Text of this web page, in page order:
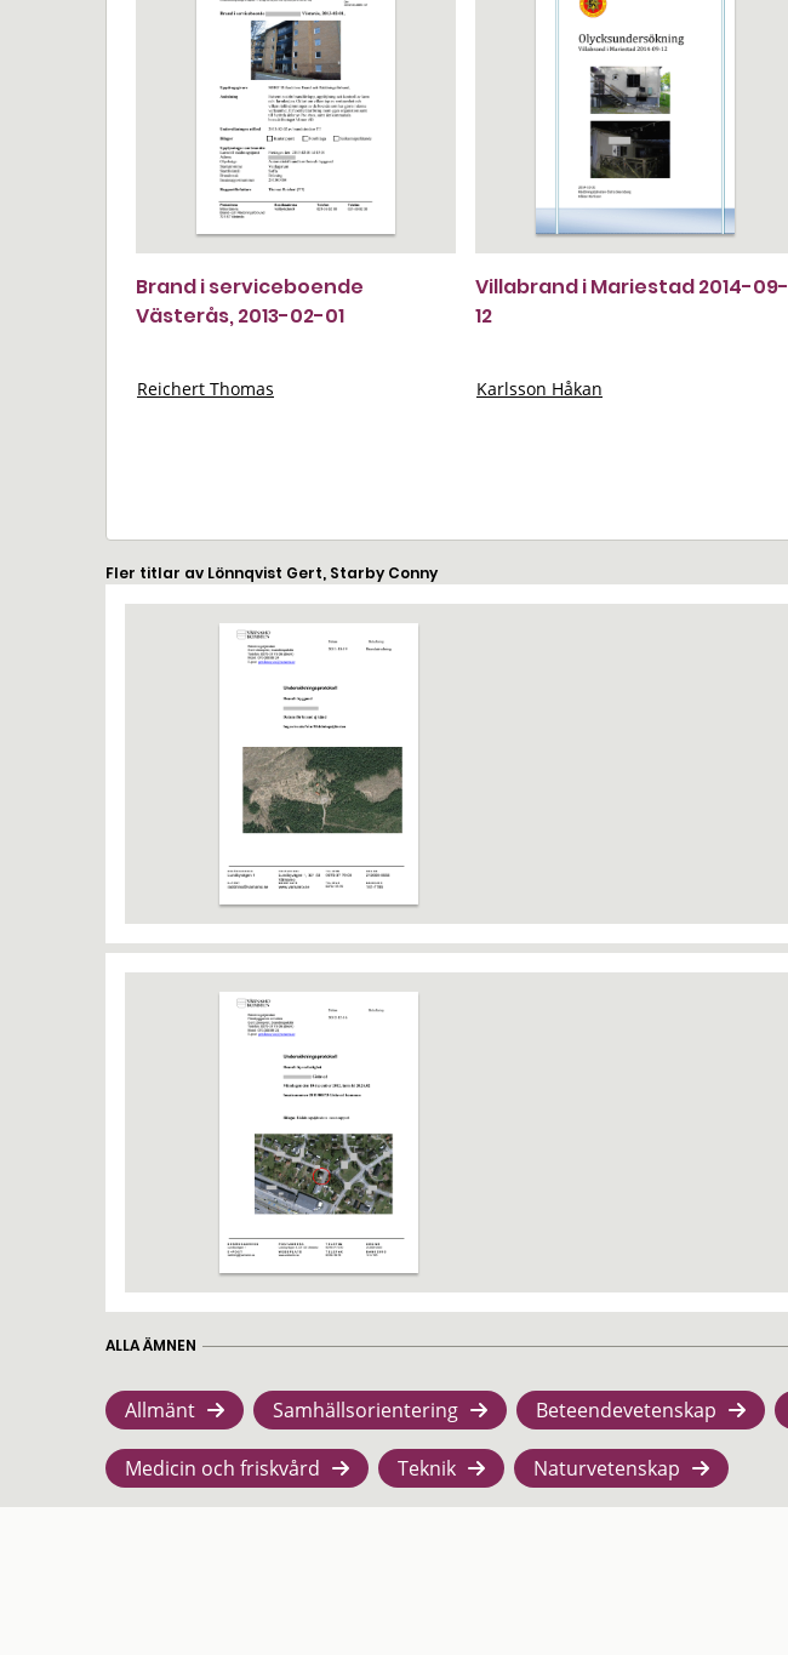
Brand i serviceboende
Västerås, 2013-02-01
Reichert Thomas
Villabrand i Mariestad 2014-09-
12
Karlsson Håkan
Fler titlar av Lönnqvist Gert, Starby Conny
ALLA ÄMNEN
Allmänt Samhällsorientering Beteendevetenskap
Medicin och friskvård Teknik Naturvetenskap